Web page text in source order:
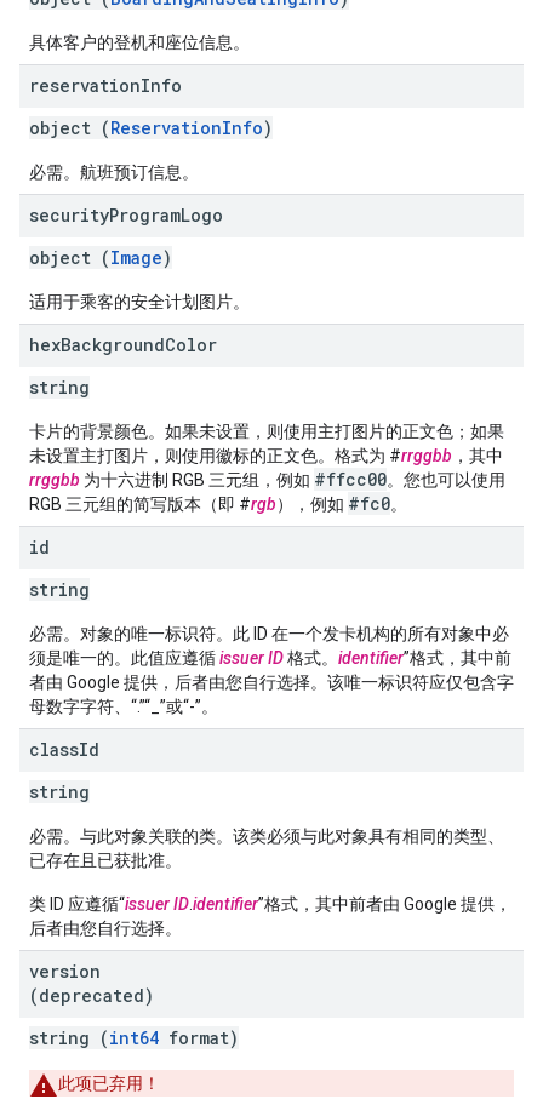
具体客户的登机和座位信息。
reservationInfo
object (ReservationInfo)
必需。航班预订信息。
securityProgramLogo
object (Image)
适用于乘客的安全计划图片。
hexBackgroundColor
string
卡片的背景颜色。如果未设置，则使用主打图片的正文色；如果
未设置主打图片，则使用徽标的正文色。格式为 #rrggbb ，其中
rrggbb 为十六进制 RGB 三元组，例如 #ffcc00。您也可以使用
RGB 三元组的简写版本（即 #rgb），例如 #fc0。
id
string
必需。对象的唯一标识符。此 ID 在一个发卡机构的所有对象中必
须是唯一的。此值应遵循issuer ID格式。 identifier”格式，其中前
者由 Google 提供，后者由您自行选择。该唯一标识符应仅包含字
母数字字符、“.”“_”或“-”。
classId
string
必需。与此对象关联的类。该类必须与此对象具有相同的类型、
已存在且已获批准。
类 ID 应遵循“issuer IDidentifier”格式，其中前者由 Google 提供，
后者由您自行选择。
version
(deprecated)
string (int64 format)
此项已弃用！